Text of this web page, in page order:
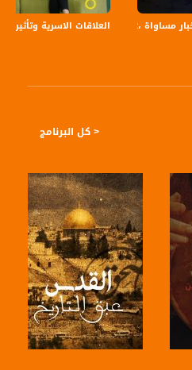
العلاقات الاسرية وتأثيرها 06-2019،مساواة
< كل البرنامج